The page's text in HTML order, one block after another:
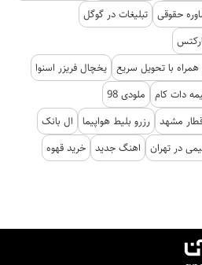
حقوقی تبلیغات در گوگل
همراه با تحویل سریع یخچال فریزر اسنوا
دات کام
ملودی 98
مشهد رزرو بلیط هواپیما
ال بانک
در تهران اهنگ جدید خرید قهوه